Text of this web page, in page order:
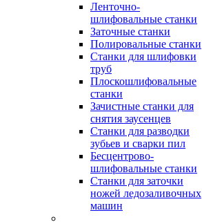
Ленточно-
шлифовальные станки
Заточные станки
Полировальные станки
Станки для шлифовки
труб
Плоскошлифовальные
станки
Зачистные станки для
снятия заусенцев
Станки для разводки
зубьев и сварки пил
Бесцентрово-
шлифовальные станки
Станки для заточки
ножей ледозаливочных
машин